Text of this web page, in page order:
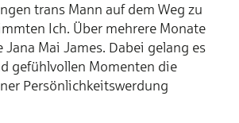
trans Mann auf dem Weg zu
Ich. Über mehrere Monate
Mai James. Dabei gelang es
gefühlvollen Momenten die
Persönlichkeitswerdung